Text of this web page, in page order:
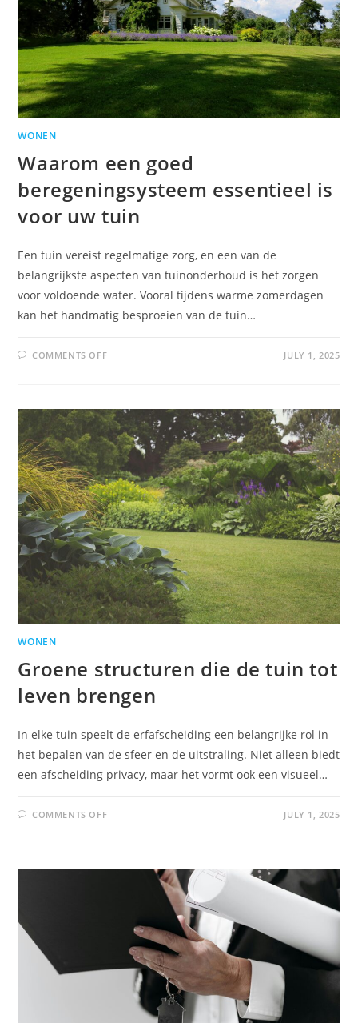
WONEN
Waarom een goed
beregeningsysteem essentieel is
voor uw tuin
Een tuin vereist regelmatige zorg, en een van de
belangrijkste aspecten van tuinonderhoud is het zorgen
voor voldoende water. Vooral tijdens warme zomerdagen
kan het handmatig besproeien van de tuin…
COMMENTS OFF JULY 1, 2025
WONEN
Groene structuren die de tuin tot
leven brengen
In elke tuin speelt de erfafscheiding een belangrijke rol in
het bepalen van de sfeer en de uitstraling. Niet alleen biedt
een afscheiding privacy, maar het vormt ook een visueel…
COMMENTS OFF JULY 1, 2025